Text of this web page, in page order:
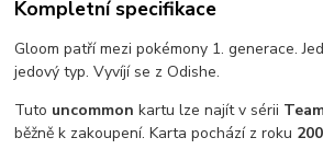
Kompletní specifikace
Gloom patří mezi pokémony 1. generace.
jedový typ. Vyvíjí se z Odishe.
Tuto uncommon kartu lze najít v sérii
běžně k zakoupení. Karta pochází z roku